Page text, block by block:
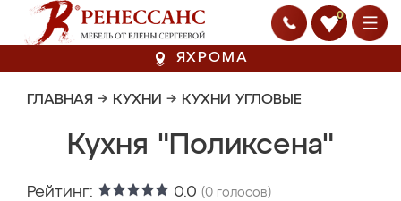
0
ЯХРОМА
ГЛАВНАЯ → КУХНИ → КУХНИ УГЛОВЫЕ
Кухня "Поликсена"
Рейтинг: 0.0 (0 голосов)